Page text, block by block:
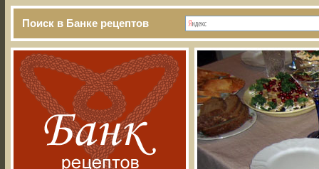
Поиск в Банке рецептов